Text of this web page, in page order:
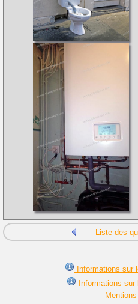
Liste des
Informations sur
Informations